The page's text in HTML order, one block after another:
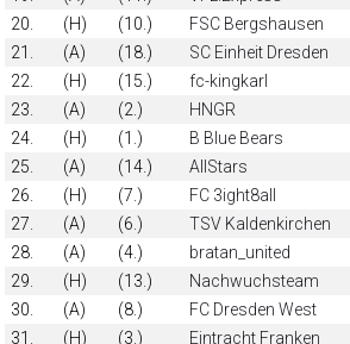
20.
(H) (10.) FSC Bergshausen
21.
(A) (18.) SC Einheit Dresden
22.
(H) (15.) fc-kingkarl
23.
(A) (2.) HNGR
24.
(H) (1.) B Blue Bears
25.
(A) (14.) AllStars
26.
(H) (7.) FC 3ight8all
27.
(A) (6.) TSV Kaldenkirchen
28.
(A) (4.) bratan_united
29.
(H) (13.) Nachwuchsteam
30.
(A) (8.) FC Dresden West
31.
(H) (3.) Eintracht Franken